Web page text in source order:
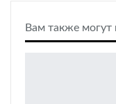
Вам также могут